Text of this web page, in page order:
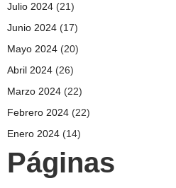
Julio 2024 (21)
Junio 2024 (17)
Mayo 2024 (20)
Abril 2024 (26)
Marzo 2024 (22)
Febrero 2024 (22)
Enero 2024 (14)
Páginas